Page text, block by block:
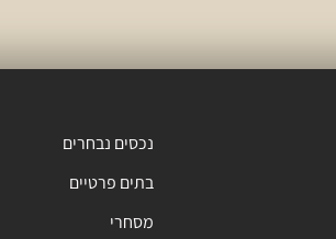
נכסים נבחרים
בתים פרטיים
מסחרי